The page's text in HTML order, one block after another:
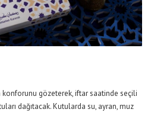
konforunu gözeterek, iftar saatinde seçili
dağıtacak. Kutularda su, ayran, muz